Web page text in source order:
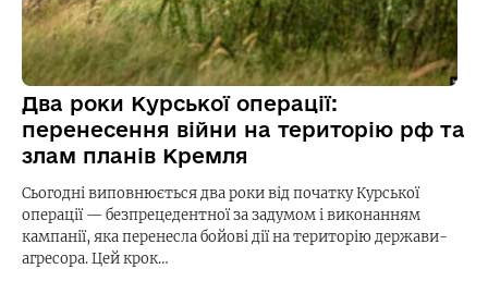
Два роки Курської операції:
перенесення війни на територію рф та
злам планів Кремля
Сьогодні виповнюється два роки від початку Курської
операції — безпрецедентної за задумом і виконанням
кампанії, яка перенесла бойові дії на територію держави-
агресора. Цей крок…